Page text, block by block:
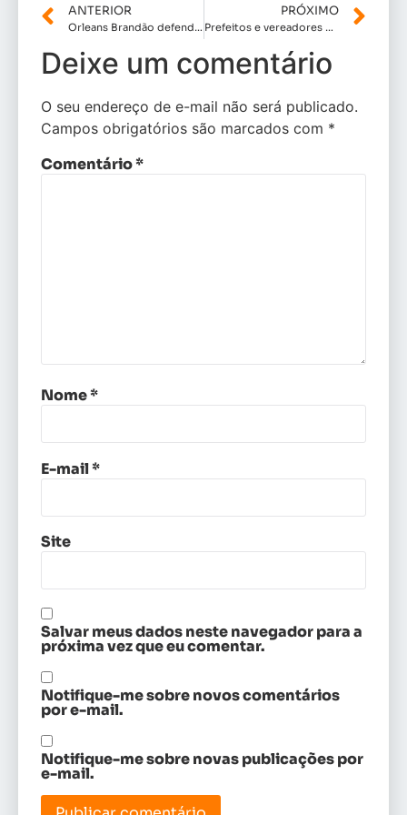
ANTERIOR
Orleans Brandão defende continuidade da atual gestão e diz que o Maranhão já conhece o seu trabalho
PRÓXIMO
Prefeitos e vereadores do sul do Maranhão reafirmam apoio à pré-candidatura de Orleans Brandão durante encontro em Balsas
Deixe um comentário
O seu endereço de e-mail não será publicado.
Campos obrigatórios são marcados com *
Comentário*
Nome*
E-mail*
Site
Salvar meus dados neste navegador para a
próxima vez que eu comentar.
Notifique-me sobre novos comentários
por e-mail.
Notifique-me sobre novas publicações por
e-mail.